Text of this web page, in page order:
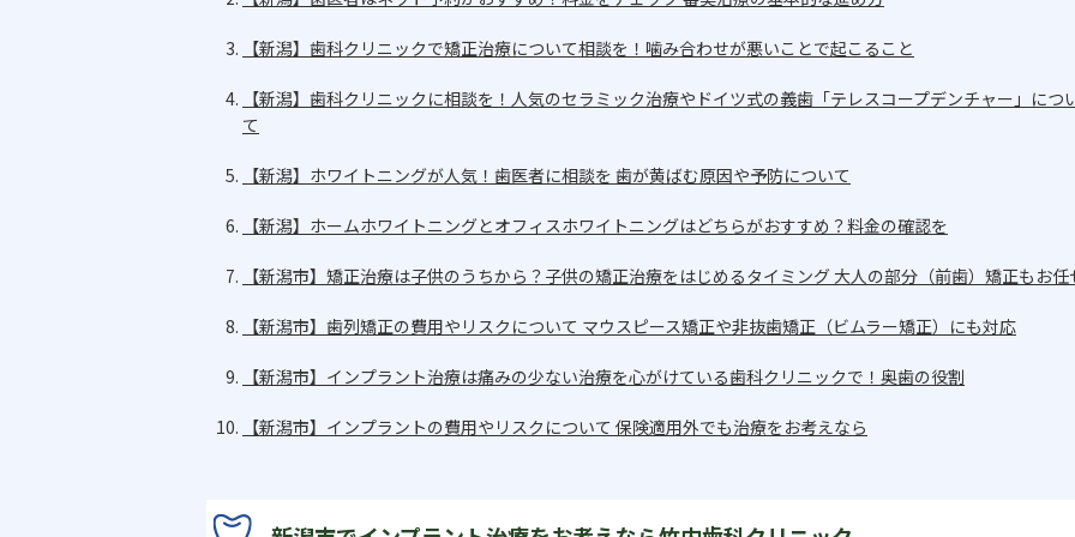
【新潟】歯科クリニックで矯正治療について相談を！噛み合わせが悪いことで起こること
【新潟】歯科クリニックに相談を！人気のセラミック治療やドイツ式の義歯「テレスコープデンチャー」につ
て
【新潟】ホワイトニングが人気！歯医者に相談を 歯が黄ばむ原因や予防について
【新潟】ホームホワイトニングとオフィスホワイトニングはどちらがおすすめ？料金の確認を
【新潟市】矯正治療は子供のうちから？子供の矯正治療をはじめるタイミング 大人の部分（前歯）矯正もお任
【新潟市】歯列矯正の費用やリスクについて マウスピース矯正や非抜歯矯正（ビムラー矯正）にも対応
【新潟市】インプラント治療は痛みの少ない治療を心がけている歯科クリニックで！奥歯の役割
【新潟市】インプラントの費用やリスクについて 保険適用外でも治療をお考えなら